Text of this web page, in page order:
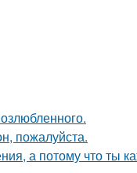
пожалуйста.
а потому что ты